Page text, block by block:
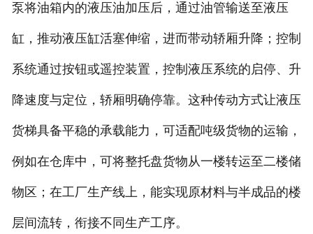
泵将油箱内的液压油加压后，通过油管输送至液压
缸，推动液压缸活塞伸缩，进而带动轿厢升降；控制
系统通过按钮或遥控装置，控制液压系统的启停、升
降速度与定位，轿厢明确停靠。这种传动方式让液压
货梯具备平稳的承载能力，可适配吨级货物的运输，
例如在仓库中，可将整托盘货物从一楼转运至二楼储
物区；在工厂生产线上，能实现原材料与半成品的楼
层间流转，衔接不同生产工序。